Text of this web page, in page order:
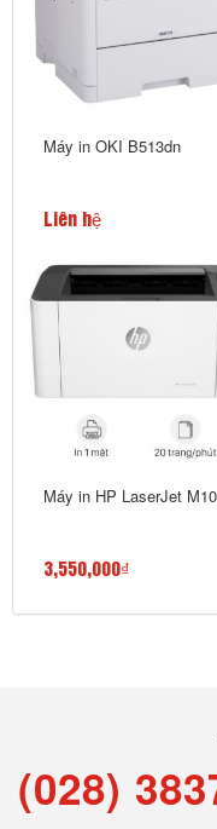
Máy in OKI B513dn
Liên hệ
Máy in HP LaserJet
3,550,000₫
(028)